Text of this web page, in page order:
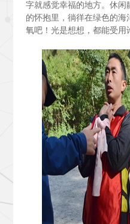
字就感觉幸福的地方。休闲
的怀抱里，徜徉在绿色的
氧吧！光是想想，都能受用